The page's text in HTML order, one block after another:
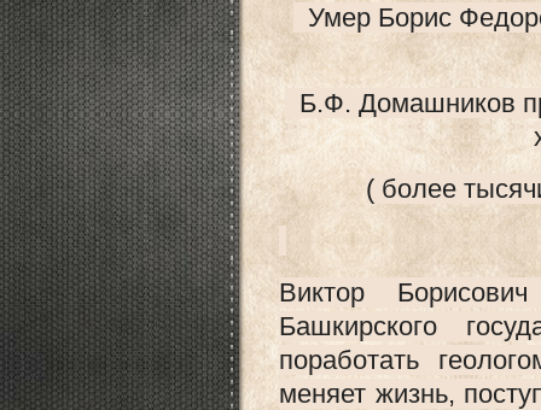
Умер Борис
Б.Ф. Домашников
( более
Виктор
Башкирского
поработать
меняет жизнь,